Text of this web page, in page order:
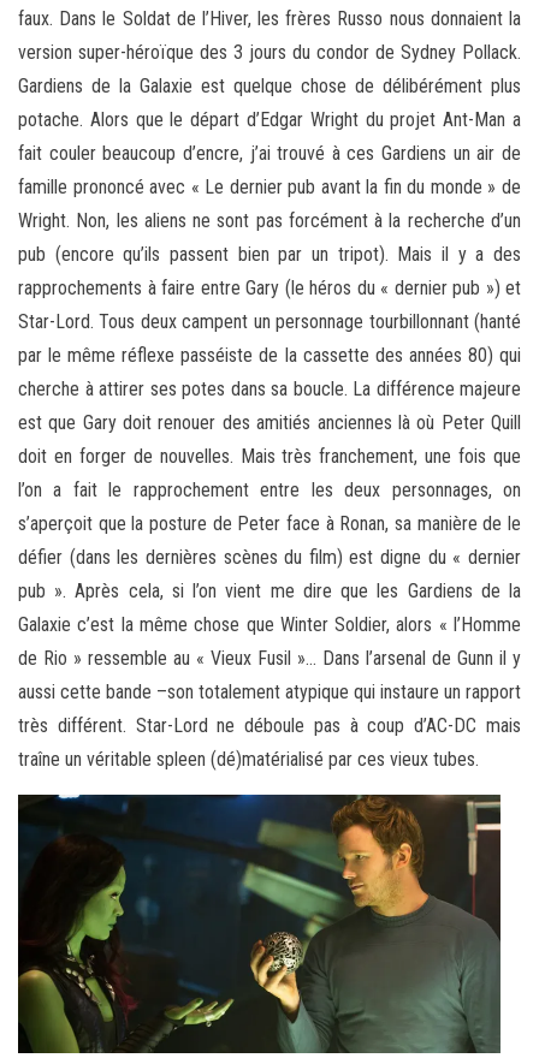
faux. Dans le Soldat de l’Hiver, les frères Russo nous donnaient la
version super-héroïque des 3 jours du condor de Sydney Pollack.
Gardiens de la Galaxie est quelque chose de délibérément plus
potache. Alors que le départ d’Edgar Wright du projet Ant-Man a
fait couler beaucoup d’encre, j’ai trouvé à ces Gardiens un air de
famille prononcé avec « Le dernier pub avant la fin du monde » de
Wright. Non, les aliens ne sont pas forcément à la recherche d’un
pub (encore qu’ils passent bien par un tripot). Mais il y a des
rapprochements à faire entre Gary (le héros du « dernier pub ») et
Star-Lord. Tous deux campent un personnage tourbillonnant (hanté
par le même réflexe passéiste de la cassette des années 80) qui
cherche à attirer ses potes dans sa boucle. La différence majeure
est que Gary doit renouer des amitiés anciennes là où Peter Quill
doit en forger de nouvelles. Mais très franchement, une fois que
l’on a fait le rapprochement entre les deux personnages, on
s’aperçoit que la posture de Peter face à Ronan, sa manière de le
défier (dans les dernières scènes du film) est digne du « dernier
pub ». Après cela, si l’on vient me dire que les Gardiens de la
Galaxie c’est la même chose que Winter Soldier, alors « l’Homme
de Rio » ressemble au « Vieux Fusil »… Dans l’arsenal de Gunn il y
aussi cette bande –son totalement atypique qui instaure un rapport
très différent. Star-Lord ne déboule pas à coup d’AC-DC mais
traîne un véritable spleen (dé)matérialisé par ces vieux tubes.